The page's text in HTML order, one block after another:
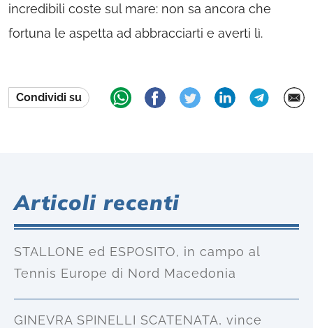
incredibili coste sul mare: non sa ancora che
fortuna le aspetta ad abbracciarti e averti lì.
Condividi su
Articoli recenti
STALLONE ed ESPOSITO, in campo al
Tennis Europe di Nord Macedonia
GINEVRA SPINELLI SCATENATA, vince